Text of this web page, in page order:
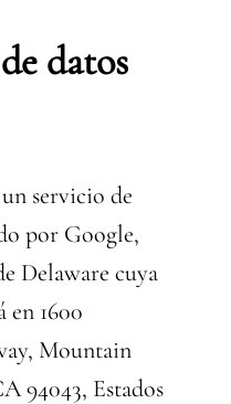
datos
servicio de
por Google,
Delaware cuya
1600
Mountain
94043, Estados